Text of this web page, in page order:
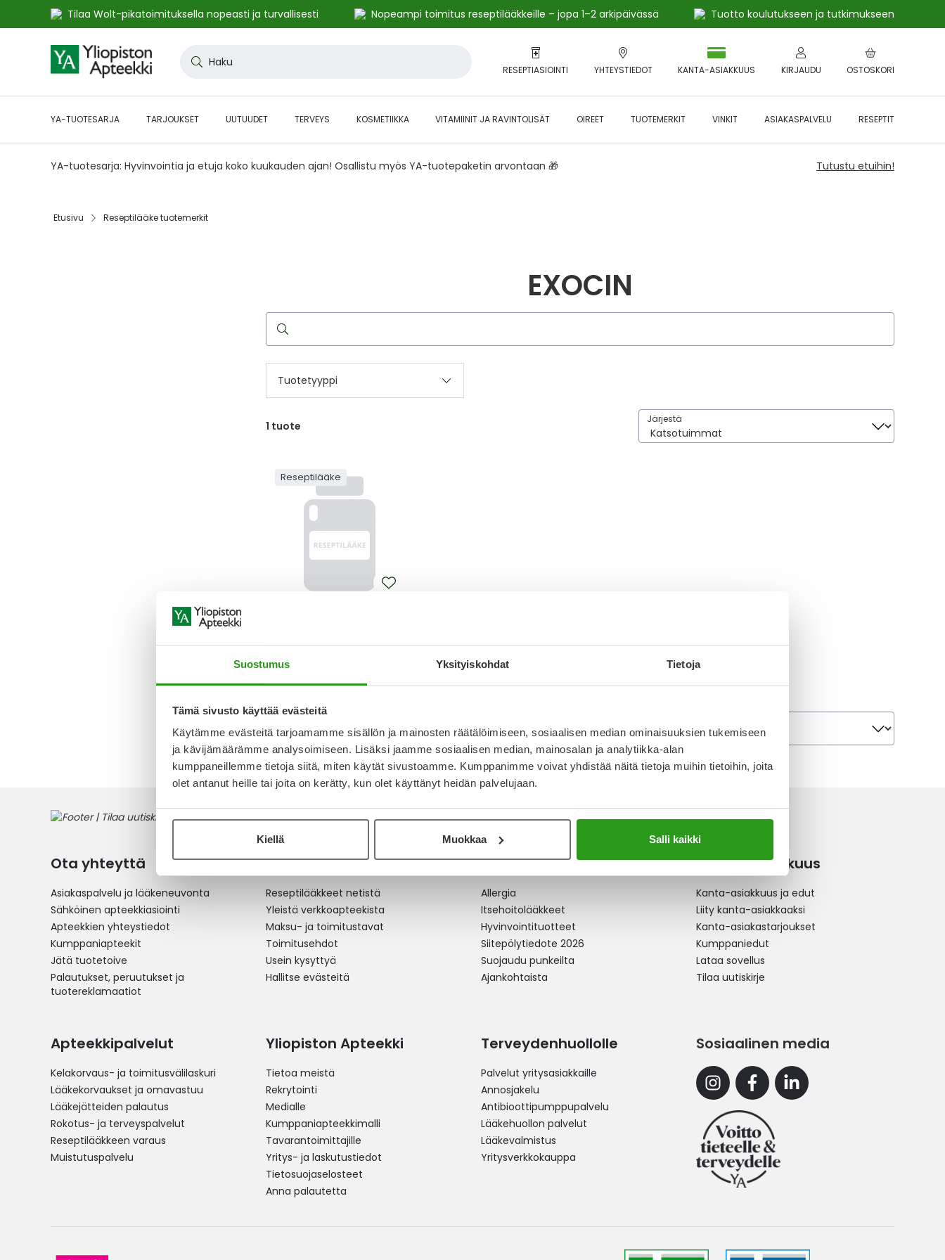
Suostumus Yksityiskohdat Tietoja
Tämä sivusto käyttää evästeitä
Käytämme evästeitä tarjoamamme sisällön ja mainosten räätälöimiseen, sosiaalisen median ominaisuuksien tukemiseen
ja kävijämäärämme analysoimiseen. Lisäksi jaamme sosiaalisen median, mainosalan ja analytiikka-alan
kumppaneillemme tietoja siitä, miten käytät sivustoamme. Kumppanimme voivat yhdistää näitä tietoja muihin tietoihin, joita
olet antanut heille tai joita on kerätty, kun olet käyttänyt heidän palvelujaan.
Kiellä Muokkaa Salli kaikki
Tilaa Wolt-pikatoimituksella nopeasti ja turvallisesti Nopeampi toimitus reseptilääkkeille – jopa 1–2 arkipäivässä
Tuotto koulutukseen ja tutkimukseen
to
Content
RESEPTIASIOINTI YHTEYSTIEDOT OSTOSKORI
KANTA-ASIAKKUUS KIRJAUDU
YA-TUOTESARJA TARJOUKSET UUTUUDET TERVEYS KOSMETIIKKA VITAMIINIT JA RAVINTOLISÄT OIREET TUOTEMERKIT VINKIT ASIAKASPALVELU RESEPTIT
YA-tuotesarja: Hyvinvointia ja etuja koko kuukauden ajan! Osallistu myös YA-tuotepaketin arvontaan 🎁 Tutustu etuihin!
Etusivu Reseptilääke tuotemerkit
EXOCIN
Hae
reseptilääkettä
Tuotetyyppi
1 tuote
Järjestä
Järjestä
Reseptilääke
10,63 €
1tuote
Ota yhteyttä
Asiakaspalvelu ja lääkeneuvonta
Sähköinen apteekkiasiointi
Apteekkien yhteystiedot
Kumppaniapteekit
Jätä tuotetoive
Palautukset, peruutukset ja
tuotereklamaatiot
Verkkoapteekki
Reseptilääkkeet netistä
Yleistä verkkoapteekista
Maksu- ja toimitustavat
Toimitusehdot
Usein kysyttyä
Hallitse evästeitä
Ajankohtaista
Allergia
Itsehoitolääkkeet
Hyvinvointituotteet
Siitepölytiedote 2026
Suojaudu punkeilta
Ajankohtaista
Kanta-asiakkuus
Kanta-asiakkuus ja edut
Liity kanta-asiakkaaksi
Kanta-asiakastarjoukset
Kumppaniedut
Lataa sovellus
Tilaa uutiskirje
Apteekkipalvelut
Kelakorvaus- ja toimitusvälilaskuri
Lääkekorvaukset ja omavastuu
Lääkejätteiden palautus
Rokotus- ja terveyspalvelut
Reseptilääkkeen varaus
Muistutuspalvelu
Yliopiston Apteekki
Tietoa meistä
Rekrytointi
Medialle
Kumppaniapteekkimalli
Tavarantoimittajille
Yritys- ja laskutustiedot
Tietosuojaselosteet
Anna palautetta
Terveydenhuollolle
Palvelut yritysasiakkaille
Annosjakelu
Antibioottipumppupalvelu
Lääkehuollon palvelut
Lääkevalmistus
Yritysverkkokauppa
Sosiaalinen media
InstagramFacebookLinkedin